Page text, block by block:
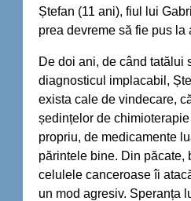
Ștefan (11 ani), fiul lui
prea devreme să fie pus la
De doi ani, de când tatălui
diagnosticul implacabil,
exista cale de vindecare,
ședințelor de
propriu, de medicamente
părintele bine. Din păcate,
celulele canceroase îi
un mod agresiv. Speranța